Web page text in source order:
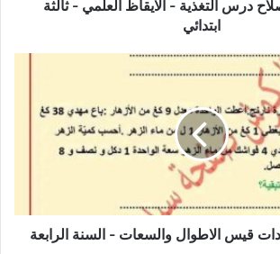
درس التغذية - الايقاظ العلمي - ثالثة
ابتدائي
قيس الاطوال والسعات - السنة الرابعة